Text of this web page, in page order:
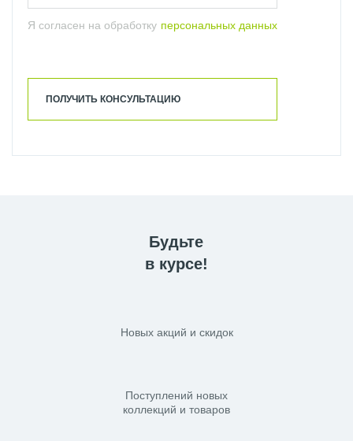
Я согласен на обработку персональных данных
ПОЛУЧИТЬ КОНСУЛЬТАЦИЮ
Будьте
в курсе!
Новых акций и скидок
Поступлений новых
коллекций и товаров